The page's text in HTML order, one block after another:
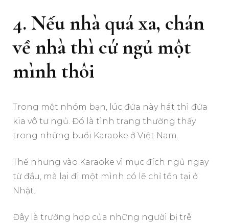
4. Nếu nhà quá xa, chán
về nhà thì cứ ngủ một
mình thôi
Trong một nhóm bạn, lúc đứa này hát thì đứa
kia vô tư ngủ. Đó là tình trạng thường thấy
trong những buổi Karaoke ở Việt Nam.
Thế nhưng vào Karaoke vì mục đích ngủ ngay
từ đầu, mà lại đi một mình có lẽ chỉ tồn tại ở
Nhật.
Đây là trường hợp của những người bị trễ